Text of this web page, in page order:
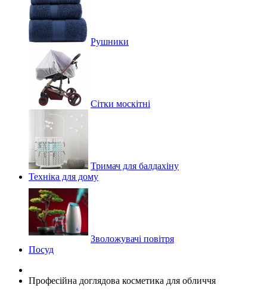
Рушники
Сітки москітні
Тримач для балдахіну
Техніка для дому
Зволожувачі повітря
Посуд
Професійна доглядова косметика для обличчя